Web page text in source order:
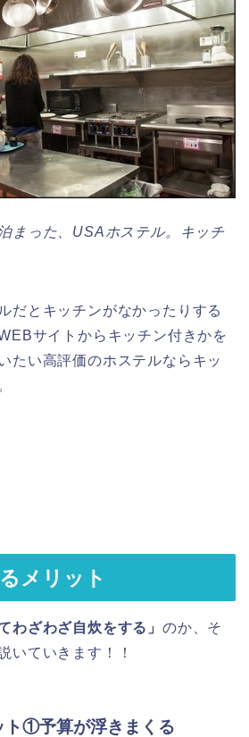
まった、USAホステル。キッチ
だとキッチンがなかったりする
サイトからキッチン付きかを
たい高評価のホステルならキッ
メリット
わざわざ自炊をする」のか、そ
いていきます！！
ト①予算が浮きまくる